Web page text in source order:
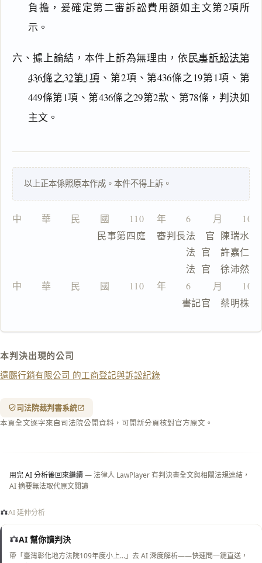
負擔，爰確定第二審訴訟費用額如主文第2項所
示。
六、據上論結，本件上訴為無理由，依民事訴訟法第
436條之32第1項 、第2項、第436條之19第1項、第
449條第1項、第436條之29第2款、第78條，判決如
主文。
以上正本係照原本作成。本件不得上訴。
中　　華　　民　　國　　110 　年　　6 　　月　　10
                  民事第四庭    審判長法　官  陳瑞水
                                      法  官　許嘉仁
                                      法  官　徐沛然
中　　華　　民　　國　　110 　年　　6 　　月　　10
                            　　　    書記官　蔡明株
本判決出現的公司
遠颺行銷有限公司 的工商登記與訴訟紀錄
司法院裁判書系統
本頁全文逐字來自司法院公開資料，可開新分頁核對官方原文。
用完 AI 分析後回來繼續— 法律人 LawPlayer 有判決書全文與相關法規連結，
AI 摘要無法取代原文閱讀
AI 延伸分析
AI 幫你讀判決
帶「臺灣彰化地方法院109年度小上…」去 AI 深度解析——快速問一鍵直送，
主
文
事
實
複
製
全
文